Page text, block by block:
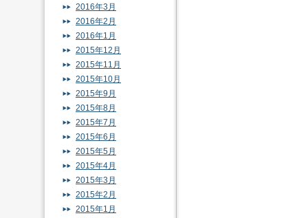
2016年3月
2016年2月
2016年1月
2015年12月
2015年11月
2015年10月
2015年9月
2015年8月
2015年7月
2015年6月
2015年5月
2015年4月
2015年3月
2015年2月
2015年1月